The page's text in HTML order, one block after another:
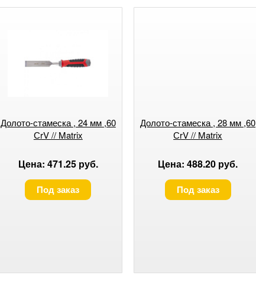
Долото-стамеска , 24 мм ,60
СrV // Matrix
Цена: 471.25 руб.
Под заказ
Долото-стамеска , 28 мм ,60
СrV // Matrix
Цена: 488.20 руб.
Под заказ